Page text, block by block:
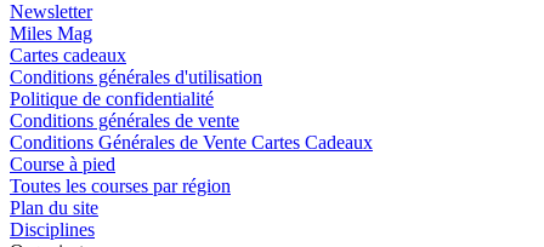
Newsletter
Miles Mag
Cartes cadeaux
Conditions générales d'utilisation
Politique de confidentialité
Conditions générales de vente
Conditions Générales de Vente Cartes Cadeaux
Course à pied
Toutes les courses par région
Plan du site
Disciplines